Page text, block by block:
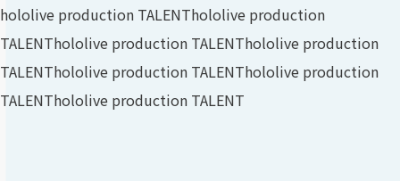
hololive production TALENThololive production
TALENThololive production TALENThololive production
TALENThololive production TALENThololive production
TALENThololive production TALENT